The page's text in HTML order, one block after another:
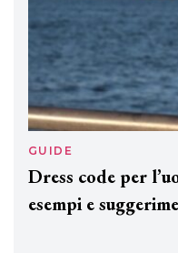
GUIDE
Dress code per
esempi e